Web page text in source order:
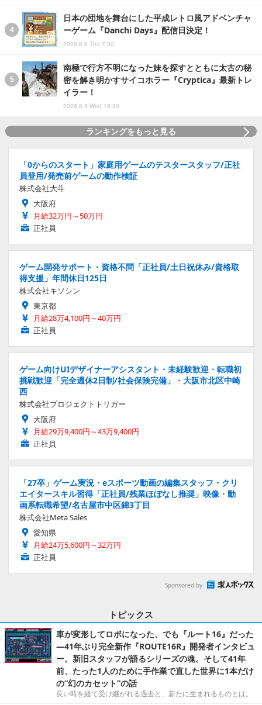
日本の団地を舞台にした平成レトロ風アドベンチャ
ーゲーム『Danchi Days』配信日決定！
2026.8.6 Thu 7:00
南極で行方不明になった妹を探すとともに太古の秘
密を解き明かすサイコホラー『Cryptica』最新トレ
イラー！
2026.8.5 Wed 18:30
ランキングをもっと見る
「0からのスタート」家庭用ゲームのテスタースタッフ/正社
員登用/発売前ゲームの動作検証
株式会社大斗
大阪府
月給32万円～50万円
正社員
ゲーム開発サポート・資格不問「正社員/土日祝休み/資格取
得支援」年間休日125日
株式会社キソシン
東京都
月給28万4,100円～40万円
正社員
ゲーム向けUIデザイナーアシスタント・未経験歓迎・転職初
挑戦歓迎「完全週休2日制/社会保険完備」・大阪市北区中崎
西
株式会社プロジェクトトリガー
大阪府
月給29万9,400円～43万9,400円
正社員
「27卒」ゲーム実況・eスポーツ動画の編集スタッフ・クリ
エイタースキル習得「正社員/残業ほぼなし推奨」映像・動
画系転職希望/名古屋市中区錦3丁目
株式会社Meta Sales
愛知県
月給24万5,600円～32万円
正社員
Sponsored by
トピックス
車が変形してロボになった、でも『ルート16』だった
―41年ぶり完全新作『ROUTE16R』開発者インタビュ
ー。新旧スタッフが語るシリーズの魂。そして41年
前、たった1人のために手作業で直した世界に1本だけ
の“幻のカセット”の話
長い時を経て受け継がれる過去と、新たに生まれるものとは。